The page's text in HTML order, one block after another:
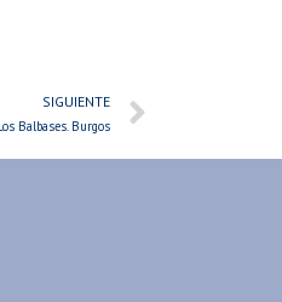
SIGUIENTE
Balbases. Burgos